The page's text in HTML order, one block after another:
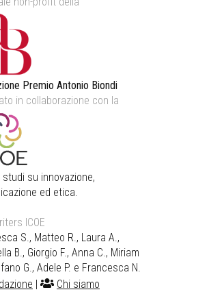
Premio Antonio Biondi
in collaborazione con la
studi su innovazione,
ed etica.
ICOE
S., Matteo R., Laura A.,
B., Giorgio F., Anna C., Miriam
G., Adele P. e Francesca N.
Chi siamo